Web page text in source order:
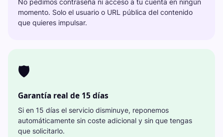
No pedimos contraseña ni acceso a tu cuenta en ningún
momento. Solo el usuario o URL pública del contenido
que quieres impulsar.
🛡️
Garantía real de 15 días
Si en 15 días el servicio disminuye, reponemos
automáticamente sin coste adicional y sin que tengas
que solicitarlo.